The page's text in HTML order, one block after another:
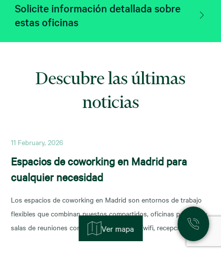
Ver mapa
Solicite información detallada sobre
estas oficinas
Descubre las últimas
noticias
11 February, 2026
Espacios de coworking en Madrid para
cualquier necesidad
Los espacios de coworking en Madrid son entornos de trabajo
flexibles que combinan puestos compartidos, oficinas privadas y
salas de reuniones con servicios incluidos (wifi, recepción,
limpieza y soporte), y permiten escalar o reducir superficie con